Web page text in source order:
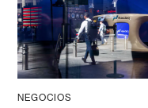
NEGOCIOS